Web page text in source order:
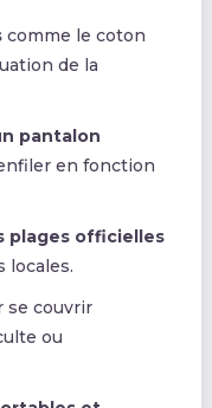
comme le coton
de la
pantalon
en fonction
plages officielles
locales.
couvrir
ou